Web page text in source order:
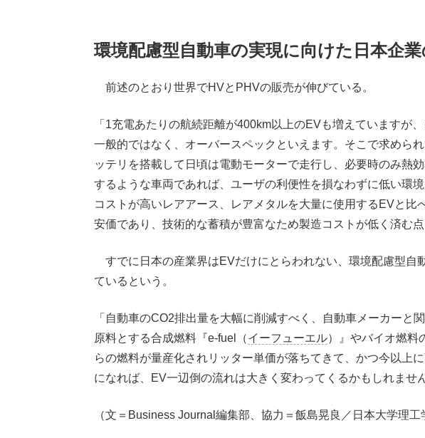
環境配慮型自動車の実現に向けた日本企
前述のとおり世界でHVとPHVの販売が伸びている。
「1充電あたりの航続距離が400km以上のEVも増えていますが
一般的ではなく、オーバースペックといえます。そこで求めら
ッテリを搭載して日頃は電動モーターで走行し、必要時のみ熱
するような車両であれば、ユーザの利便性を損なわずに低い環
コストが高いレアアース、レアメタルを大量に使用するEVと比
安価であり、技術的な蓄積が豊富なため製造コストが低く済む点
すでに日本の産業界はEVだけにとらわれない、環境配慮型自
ているという。
「自動車のCO2排出量を大幅に削減すべく、自動車メーカーと
原料とする合成燃料『e-fuel（イーフューエル）』やバイオ燃料
らの燃料が量産化されリッター単価が落ちてきて、かつ今以上
になれば、EV一辺倒の流れは大きく変わってくるかもしれませ
（文＝Business Journal編集部、協力＝飯島晃良／日本大学理工